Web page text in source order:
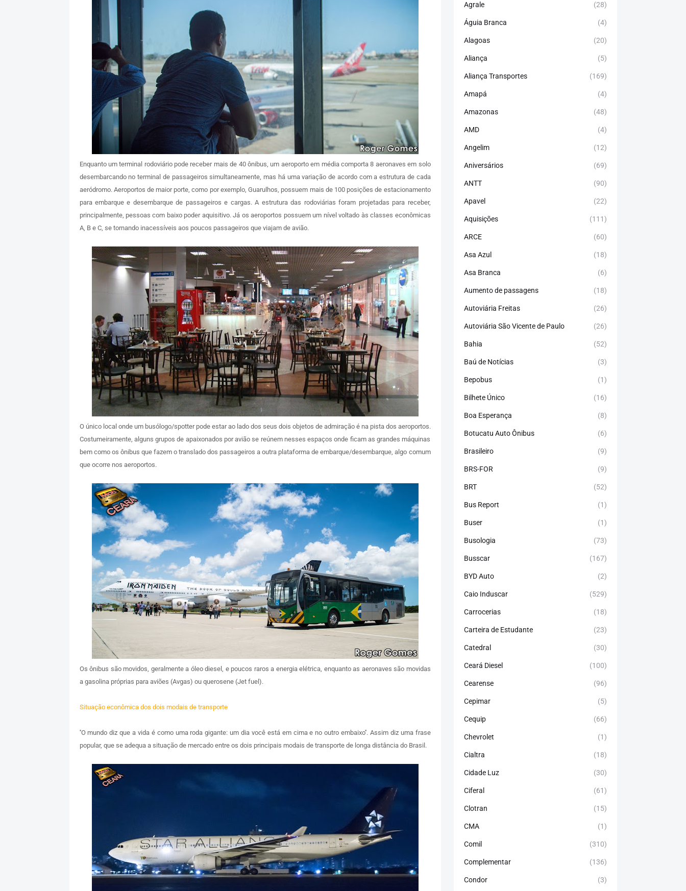
Enquanto um terminal rodoviário pode receber mais de 40 ônibus, um aeroporto em média comporta 8 aeronaves em solo
desembarcando no terminal de passageiros simultaneamente, mas há uma variação de acordo com a estrutura de cada
aeródromo. Aeroportos de maior porte, como por exemplo, Guarulhos, possuem mais de 100 posições de estacionamento
para embarque e desembarque de passageiros e cargas. A estrutura das rodoviárias foram projetadas para receber,
principalmente, pessoas com baixo poder aquisitivo. Já os aeroportos possuem um nível voltado às classes econômicas
A, B e C, se tornando inacessíveis aos poucos passageiros que viajam de avião.
O único local onde um busólogo/spotter pode estar ao lado dos seus dois objetos de admiração é na pista dos aeroportos.
Costumeiramente, alguns grupos de apaixonados por avião se reúnem nesses espaços onde ficam as grandes máquinas
bem como os ônibus que fazem o translado dos passageiros a outra plataforma de embarque/desembarque, algo comum
que ocorre nos aeroportos.
Os ônibus são movidos, geralmente a óleo diesel, e poucos raros a energia elétrica, enquanto as aeronaves são movidas
a gasolina próprias para aviões (Avgas) ou querosene (Jet fuel).
Situação econômica dos dois modais de transporte
''O mundo diz que a vida é como uma roda gigante: um dia você está em cima e no outro embaixo''. Assim diz uma frase
popular, que se adequa a situação de mercado entre os dois principais modais de transporte de longa distância do Brasil.
Agrale (28)
Águia Branca (4)
Alagoas (20)
Aliança (5)
Aliança Transportes (169)
Amapá (4)
Amazonas (48)
AMD (4)
Angelim (12)
Aniversários (69)
ANTT (90)
Apavel (22)
Aquisições (111)
ARCE (60)
Asa Azul (18)
Asa Branca (6)
Aumento de passagens (18)
Autoviária Freitas (26)
Autoviária São Vicente de Paulo (26)
Bahia (52)
Baú de Notícias (3)
Bepobus (1)
Bilhete Único (16)
Boa Esperança (8)
Botucatu Auto Ônibus (6)
Brasileiro (9)
BRS-FOR (9)
BRT (52)
Bus Report (1)
Buser (1)
Busologia (73)
Busscar (167)
BYD Auto (2)
Caio Induscar (529)
Carrocerias (18)
Carteira de Estudante (23)
Catedral (30)
Ceará Diesel (100)
Cearense (96)
Cepimar (5)
Cequip (66)
Chevrolet (1)
Cialtra (18)
Cidade Luz (30)
Ciferal (61)
Clotran (15)
CMA (1)
Comil (310)
Complementar (136)
Condor (3)